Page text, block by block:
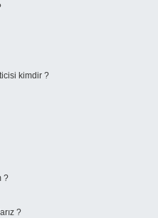
kimdir ?
?
?